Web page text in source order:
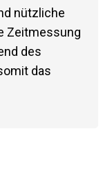
nützliche
Zeitmessung
des
das